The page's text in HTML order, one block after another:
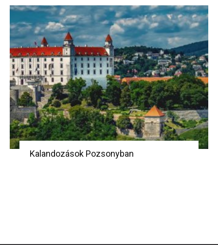
Kalandozások Pozsonyban